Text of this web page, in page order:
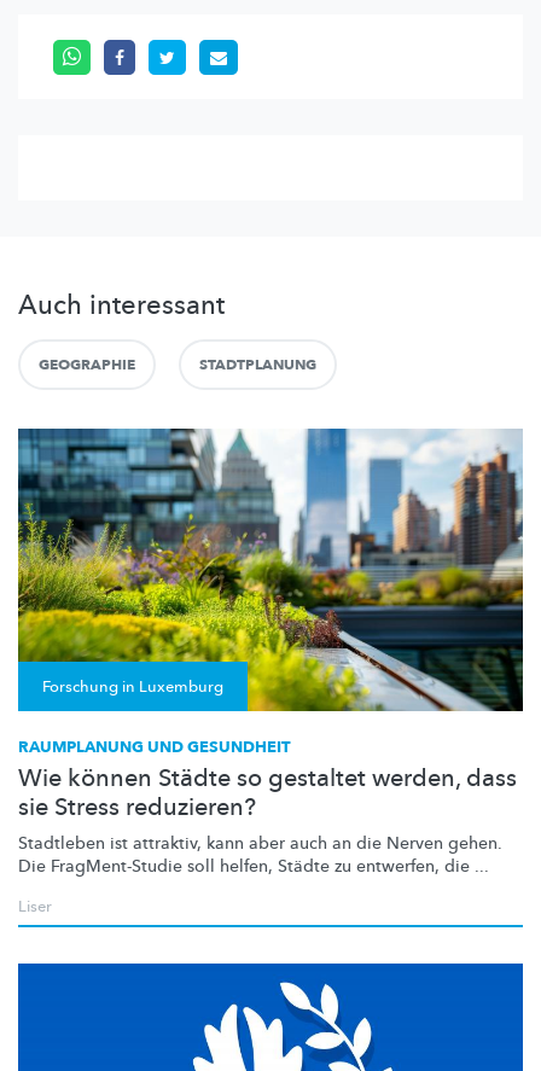
Auch interessant
GEOGRAPHIE STADTPLANUNG
Forschung in Luxemburg
RAUMPLANUNG UND GESUNDHEIT
Wie können Städte so gestaltet werden, dass
sie Stress reduzieren?
Stadtleben ist attraktiv, kann aber auch an die Nerven gehen.
Die FragMent-Studie soll helfen, Städte zu entwerfen, die ...
Liser